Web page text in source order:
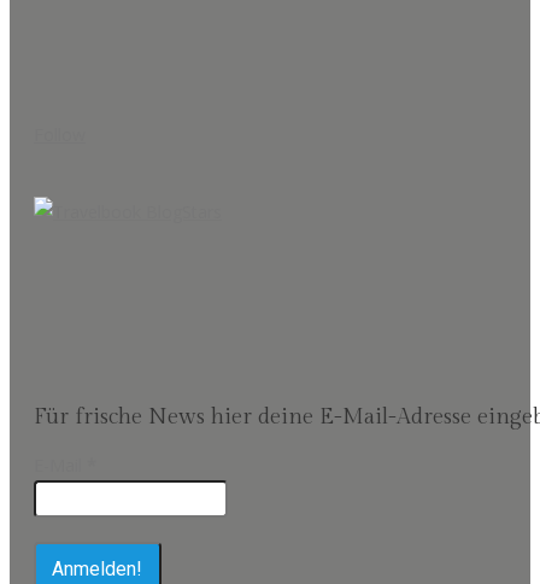
Für frische News hier deine E-Mail-Adresse